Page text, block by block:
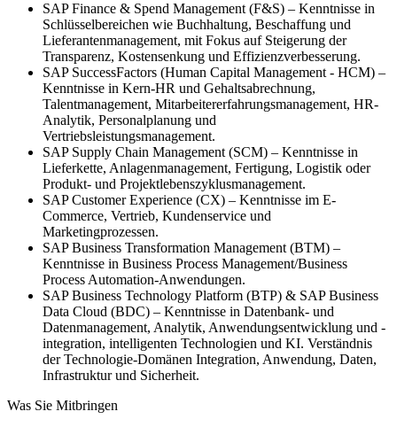
SAP Finance & Spend Management (F&S) – Kenntnisse in
Schlüsselbereichen wie Buchhaltung, Beschaffung und
Lieferantenmanagement, mit Fokus auf Steigerung der
Transparenz, Kostensenkung und Effizienzverbesserung.
SAP SuccessFactors (Human Capital Management - HCM) –
Kenntnisse in Kern-HR und Gehaltsabrechnung,
Talentmanagement, Mitarbeitererfahrungsmanagement, HR-
Analytik, Personalplanung und
Vertriebsleistungsmanagement.
SAP Supply Chain Management (SCM) – Kenntnisse in
Lieferkette, Anlagenmanagement, Fertigung, Logistik oder
Produkt- und Projektlebenszyklusmanagement.
SAP Customer Experience (CX) – Kenntnisse im E-
Commerce, Vertrieb, Kundenservice und
Marketingprozessen.
SAP Business Transformation Management (BTM) –
Kenntnisse in Business Process Management/Business
Process Automation-Anwendungen.
SAP Business Technology Platform (BTP) & SAP Business
Data Cloud (BDC) – Kenntnisse in Datenbank- und
Datenmanagement, Analytik, Anwendungsentwicklung und -
integration, intelligenten Technologien und KI. Verständnis
der Technologie-Domänen Integration, Anwendung, Daten,
Infrastruktur und Sicherheit.
Was Sie Mitbringen